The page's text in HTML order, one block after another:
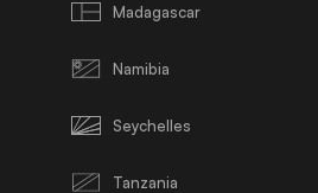
Madagascar
Namibia
Seychelles
Tanzania